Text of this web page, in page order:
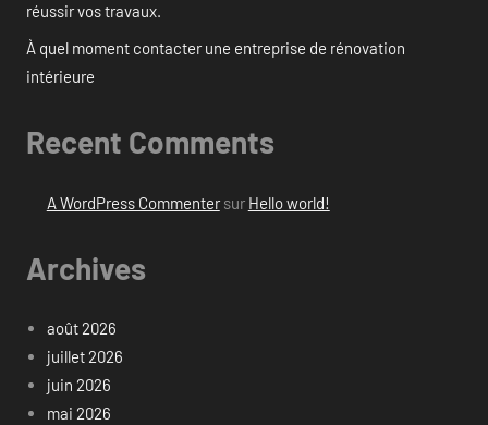
réussir vos travaux.
À quel moment contacter une entreprise de rénovation
intérieure
Recent Comments
A WordPress Commentersur Hello world!
Archives
août 2026
juillet 2026
juin 2026
mai 2026